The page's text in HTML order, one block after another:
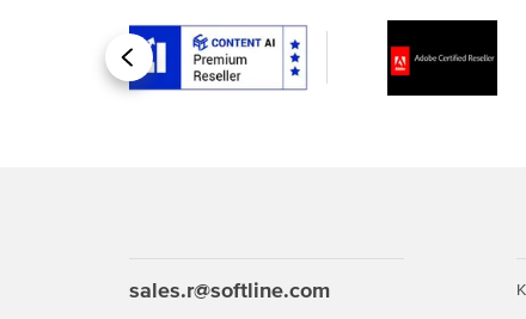
Назад
sales.r@softline.com